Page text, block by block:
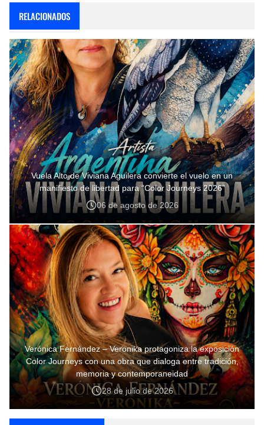
RELACIONADOS
Vuela Alto de Viviana Aguilera convierte el vuelo en un
manifiesto de libertad para “Color Journeys 2026”
06 de agosto de 2026
Verónica Fernández – Veronika protagoniza la exposición
Color Journeys con una obra que dialoga entre tradición,
memoria y contemporaneidad
28 de julio de 2026